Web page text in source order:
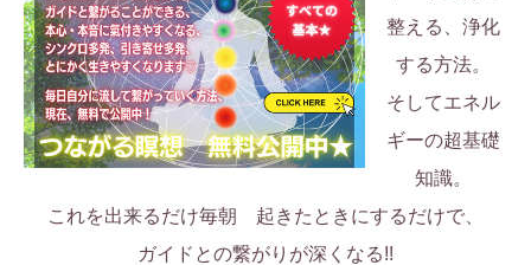
整える、浄化
する方法。
そしてエネル
ギーの超基礎
知識。
これを出来るだけ毎朝 起きたときにするだけで、
ガイドとの繋がりが深くなる!!